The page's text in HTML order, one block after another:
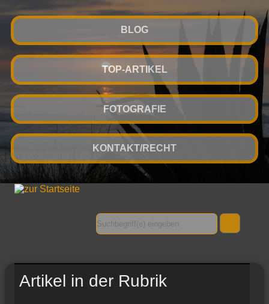
BLOG
TOP-ARTIKEL
FOTOGRAFIE
KONTAKT/RECHT
Artikel in der Rubrik